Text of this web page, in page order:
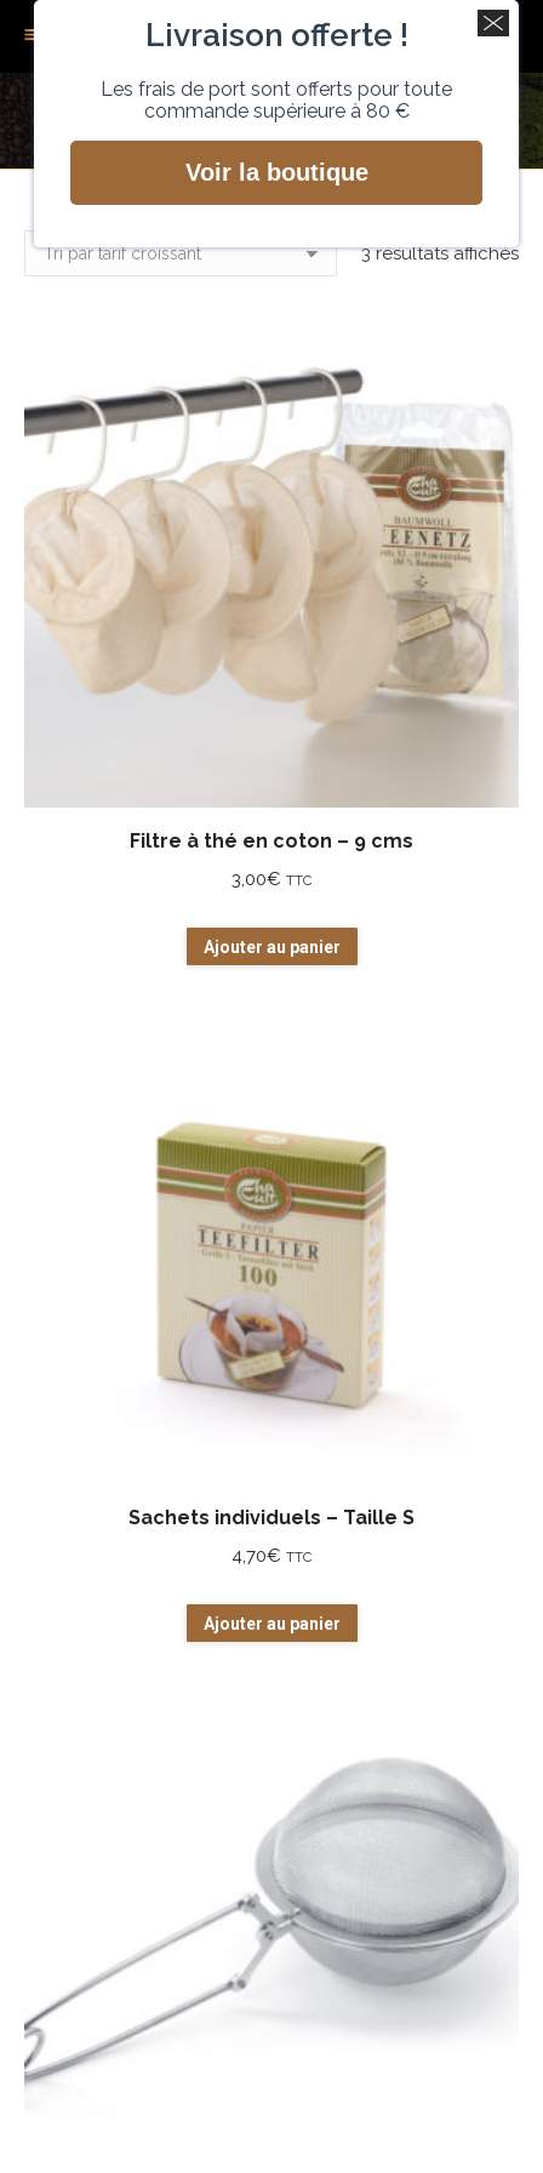
Recherche
FILTRES
Vous êtes ici :
3 résultats affichés
Filtre à thé en coton – 9 cms
3,00€ TTC
Ajouter au panier
Sachets individuels – Taille S
4,70€ TTC
Ajouter au panier
Livraison offerte !
Les frais de port sont offerts pour toute
commande supérieure à 80 €
Voir la boutique